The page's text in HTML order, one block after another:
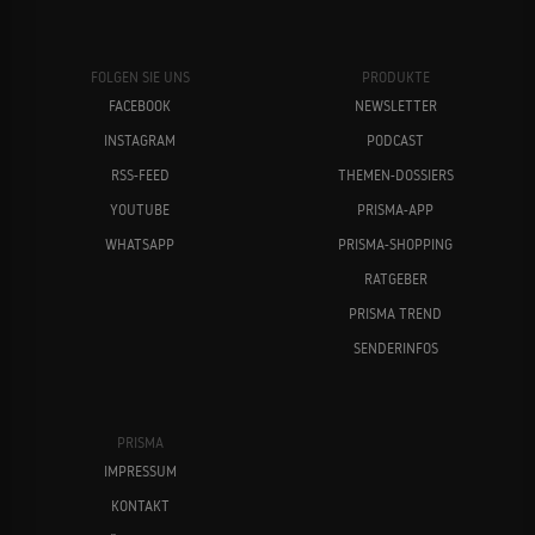
FOLGEN SIE UNS
FACEBOOK
INSTAGRAM
RSS-FEED
YOUTUBE
WHATSAPP
PRODUKTE
NEWSLETTER
PODCAST
THEMEN-DOSSIERS
PRISMA-APP
PRISMA-SHOPPING
RATGEBER
PRISMA TREND
SENDERINFOS
PRISMA
IMPRESSUM
KONTAKT